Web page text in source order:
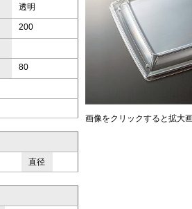
透明
200
80
直径
画像をクリックすると拡大